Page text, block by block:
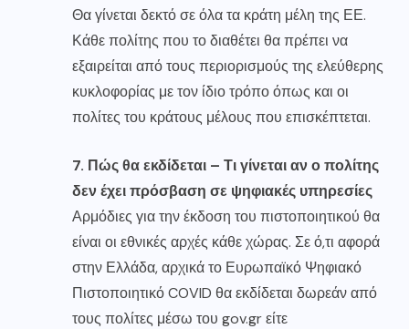
Θα γίνεται δεκτό σε όλα τα κράτη μέλη της ΕΕ.
Κάθε πολίτης που το διαθέτει θα πρέπει να
εξαιρείται από τους περιορισμούς της ελεύθερης
κυκλοφορίας με τον ίδιο τρόπο όπως και οι
πολίτες του κράτους μέλους που επισκέπτεται.
7. Πώς θα εκδίδεται – Τι γίνεται αν ο πολίτης
δεν έχει πρόσβαση σε ψηφιακές υπηρεσίες
Αρμόδιες για την έκδοση του πιστοποιητικού θα
είναι οι εθνικές αρχές κάθε χώρας. Σε ό,τι αφορά
στην Ελλάδα, αρχικά το Ευρωπαϊκό Ψηφιακό
Πιστοποιητικό COVID θα εκδίδεται δωρεάν από
τους πολίτες μέσω του gov.gr είτε